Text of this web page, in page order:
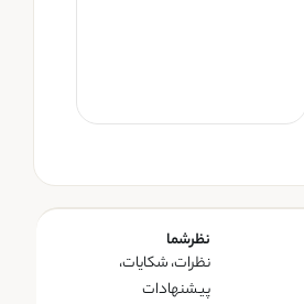
نظرشما
نظرات، شکایات،
پیشنهادات